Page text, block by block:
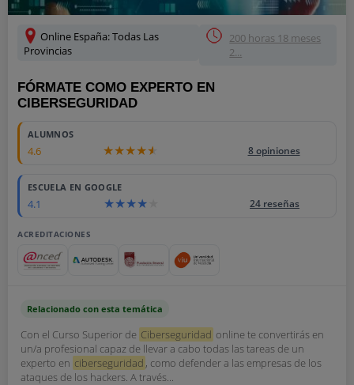
Online España: Todas Las
Provincias
200 horas 18 meses
2...
FÓRMATE COMO EXPERTO EN
CIBERSEGURIDAD
ALUMNOS
4.6 8 opiniones
ESCUELA EN GOOGLE
4.1 24 reseñas
ACREDITACIONES
Relacionado con esta temática
Con el Curso Superior de Ciberseguridad online te convertirás en
un/a profesional capaz de llevar a cabo todas las tareas de un
experto en ciberseguridad , como defender a las empresas de los
ataques de los hackers. A través...